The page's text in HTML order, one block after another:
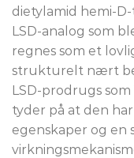
dietylamid hemi-
LSD-analog som
regnes som et
strukturelt nært
LSD-prodrugs som
tyder på at den
egenskaper og en